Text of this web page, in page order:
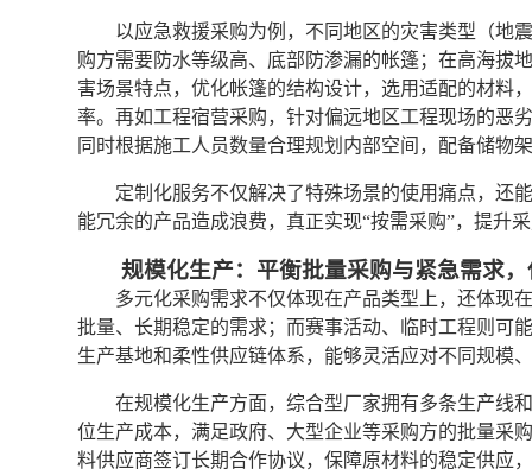
以应急救援采购为例，不同地区的灾害类型（地
购方需要防水等级高、底部防渗漏的帐篷；在高海拔
害场景特点，优化帐篷的结构设计，选用适配的材料
率。再如工程宿营采购，针对偏远地区工程现场的恶
同时根据施工人员数量合理规划内部空间，配备储物
定制化服务不仅解决了特殊场景的使用痛点，
能冗余的产品造成浪费，真正实现“按需采购”，提升
规模化生产：平衡批量采购与紧急需求
多元化采购需求不仅体现在产品类型上，还体现
批量、长期稳定的需求；而赛事活动、临时工程则可
生产基地和柔性供应链体系，能够灵活应对不同规模
在规模化生产方面，综合型厂家拥有多条生产线
位生产成本，满足政府、大型企业等采购方的批量采
料供应商签订长期合作协议，保障原材料的稳定供应